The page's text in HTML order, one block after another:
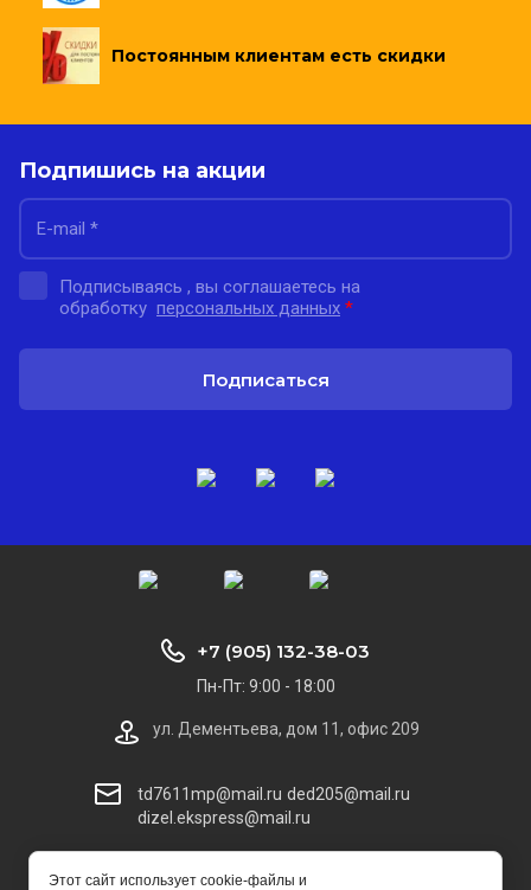
Постоянным клиентам есть скидки
Подпишись на акции
Подписываясь , вы соглашаетесь на
обработку персональных данных *
Подписаться
© [2022] [Торговый Дом Дизель Экспресс]
+7 (905) 132-38-03
Пн-Пт: 9:00 - 18:00
ул. Дементьева, дом 11, офис 209
td7611mp@mail.ru ded205@mail.ru
dizel.ekspress@mail.ru
Этот сайт использует cookie-файлы и